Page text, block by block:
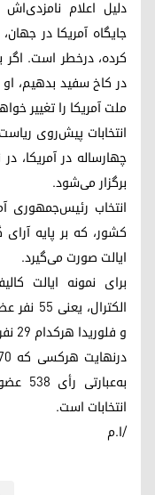
دلیل اعلام
جایگاه آمریکا در
کرده، درخطر است.
در کاخ سفید بدهیم،
ملت آمریکا را تغییر
برگزار می‌شود.
انتخاب رئیس‌جمهوری
کشور، که بر پایه
ایالت صورت می‌گیرد.
و فلوریدا هرکدام ۲۹ نفر در هیئت گزینندگان رأی دارند.
انتخابات است.
/ا.م